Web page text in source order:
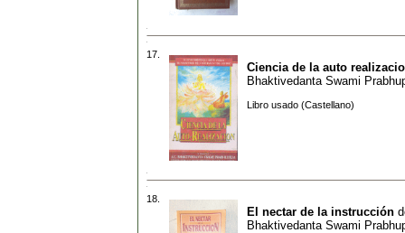
17.
Ciencia de la auto
Bhaktivedanta Swami
Libro usado (Castellano)
18.
El nectar de la instrucción
Bhaktivedanta Swami